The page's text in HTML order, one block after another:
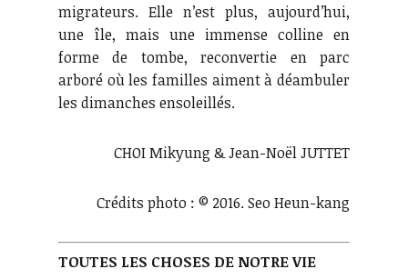
migrateurs. Elle n’est plus, aujourd’hui,
une île, mais une immense colline en
forme de tombe, reconvertie en parc
arboré où les familles aiment à déambuler
les dimanches ensoleillés.
CHOI Mikyung & Jean-Noël JUTTET
Crédits photo : © 2016. Seo Heun-kang
TOUTES LES CHOSES DE NOTRE VIE